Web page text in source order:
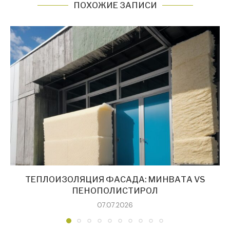
ПОХОЖИЕ ЗАПИСИ
ТЕПЛОИЗОЛЯЦИЯ ФАСАДА: МИНВАТА VS
ПЕНОПОЛИСТИРОЛ
07.07.2026